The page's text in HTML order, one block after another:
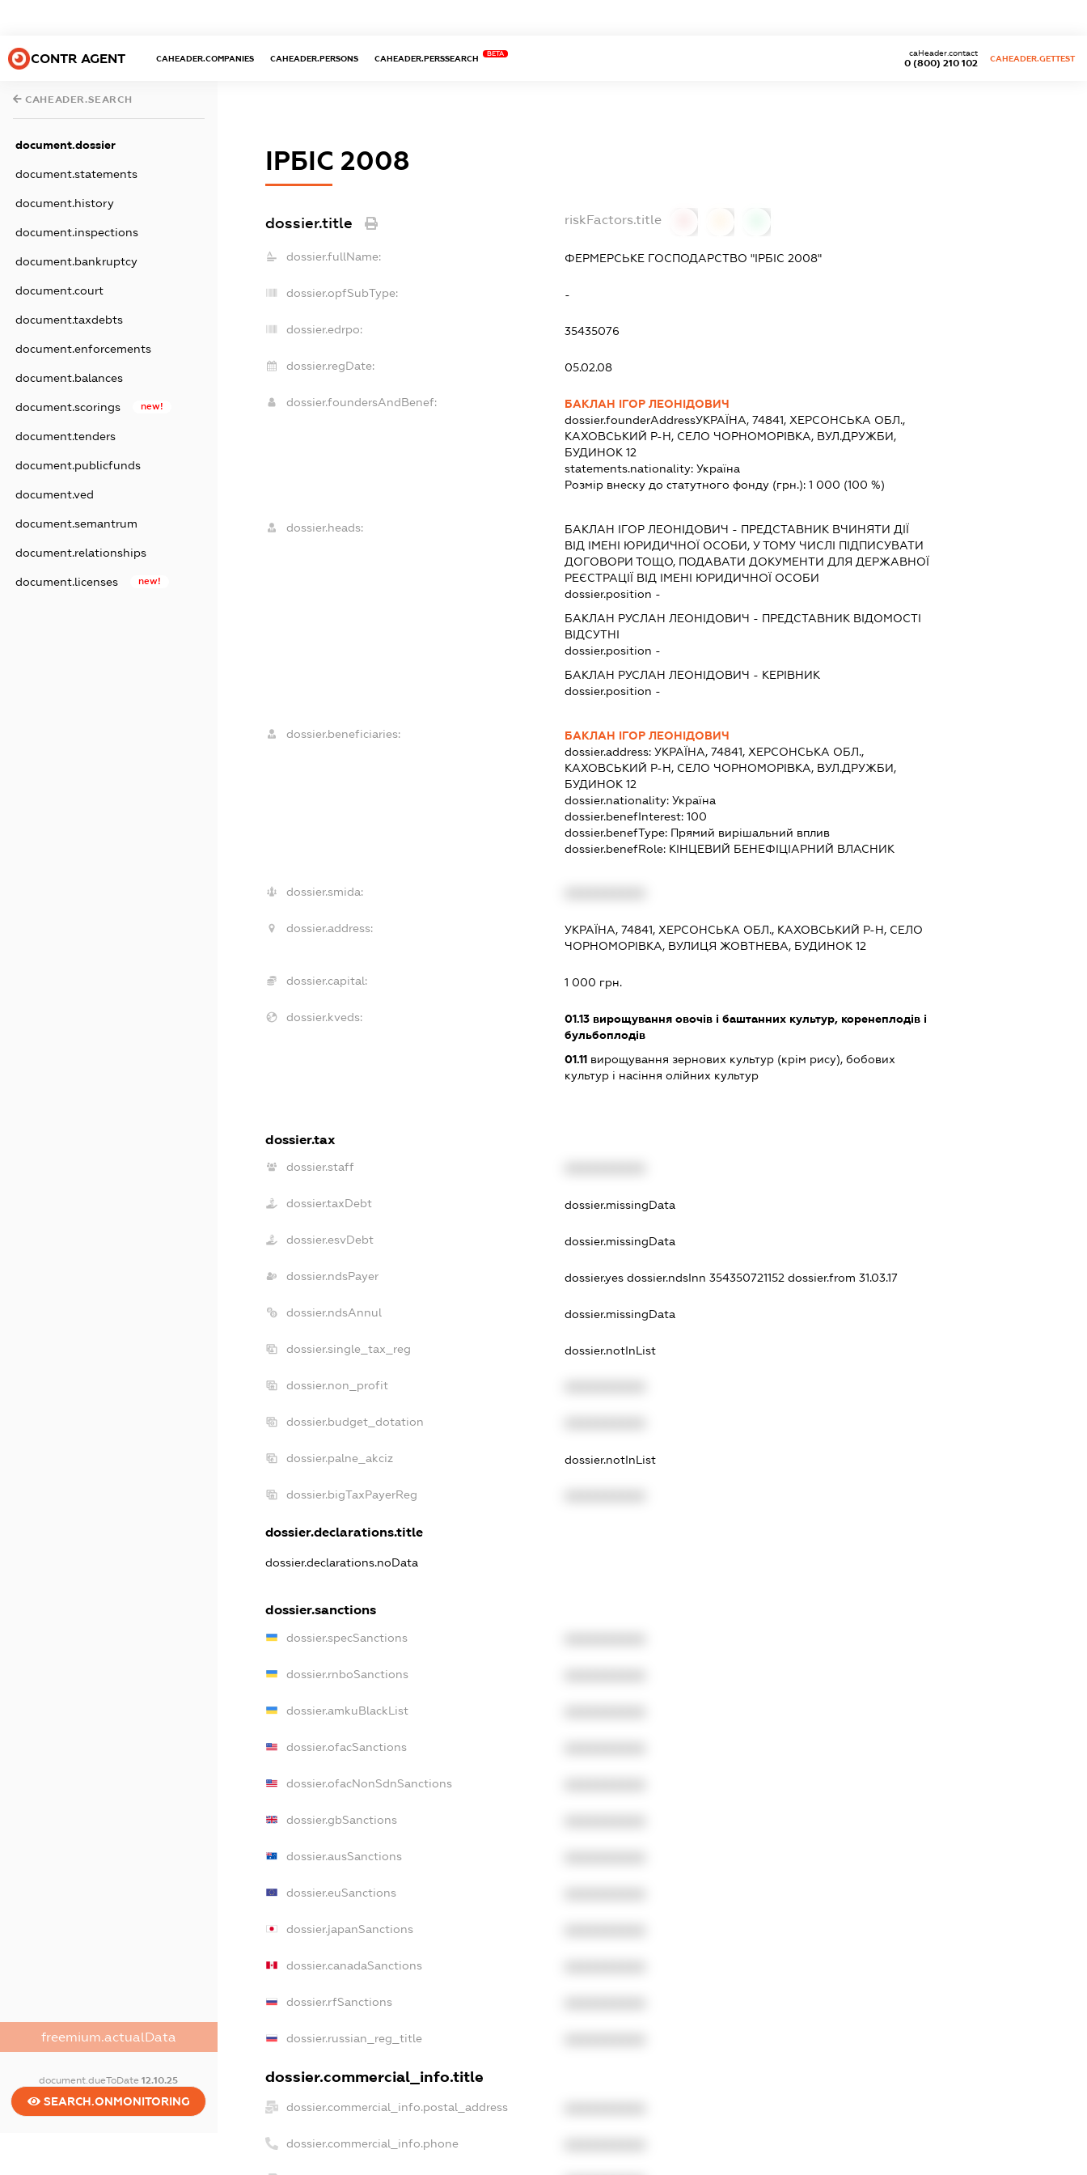
CONTR AGENT CAHEADER.COMPANIES CAHEADER.PERSONS CAHEADER.PERSSEARCH
BETA
0 (800) 210 102
caHeader.contact
CAHEADER.GETTEST
CAHEADER.SEARCH
document.dossier
document.statements
document.history
document.inspections
document.bankruptcy
document.court
document.taxdebts
document.enforcements
document.balances
document.scorings new!
document.tenders
document.publicfunds
document.ved
document.semantrum
document.relationships
document.licenses new!
freemium.actualData
document.dueToDate12.10.25
SEARCH.ONMONITORING
ІРБІС 2008
dossier.title riskFactors.title
dossier.fullName: ФЕРМЕРСЬКЕ ГОСПОДАРСТВО "ІРБІС 2008"
dossier.opfSubType: -
dossier.edrpo: 35435076
dossier.regDate: 05.02.08
dossier.foundersAndBenef:
БАКЛАН ІГОР ЛЕОНІДОВИЧ
dossier.founderAddressУКРАЇНА, 74841, ХЕРСОНСЬКА ОБЛ.,
КАХОВСЬКИЙ Р-Н, СЕЛО ЧОРНОМОРІВКА, ВУЛ.ДРУЖБИ,
БУДИНОК 12
statements.nationality:Україна
Розмір внеску до статутного фонду (грн.):1 000 (100 %)
dossier.heads: БАКЛАН ІГОР ЛЕОНІДОВИЧ - ПРЕДСТАВНИК ВЧИНЯТИ ДІЇ
ВІД ІМЕНІ ЮРИДИЧНОЇ ОСОБИ, У ТОМУ ЧИСЛІ ПІДПИСУВАТИ
ДОГОВОРИ ТОЩО, ПОДАВАТИ ДОКУМЕНТИ ДЛЯ ДЕРЖАВНОЇ
РЕЄСТРАЦІЇ ВІД ІМЕНІ ЮРИДИЧНОЇ ОСОБИ
dossier.position -
БАКЛАН РУСЛАН ЛЕОНІДОВИЧ - ПРЕДСТАВНИК ВІДОМОСТІ
ВІДСУТНІ
dossier.position -
БАКЛАН РУСЛАН ЛЕОНІДОВИЧ - КЕРІВНИК
dossier.position -
dossier.beneficiaries:
БАКЛАН ІГОР ЛЕОНІДОВИЧ
dossier.address:УКРАЇНА, 74841, ХЕРСОНСЬКА ОБЛ.,
КАХОВСЬКИЙ Р-Н, СЕЛО ЧОРНОМОРІВКА, ВУЛ.ДРУЖБИ,
БУДИНОК 12
dossier.nationality:Україна
dossier.benefInterest:100
dossier.benefType: Прямий вирішальний вплив
dossier.benefRole: КІНЦЕВИЙ БЕНЕФІЦІАРНИЙ ВЛАСНИК
dossier.smida:
dossier.address:
УКРАЇНА, 74841, ХЕРСОНСЬКА ОБЛ., КАХОВСЬКИЙ Р-Н, СЕЛО
ЧОРНОМОРІВКА, ВУЛИЦЯ ЖОВТНЕВА, БУДИНОК 12
dossier.capital: 1 000 грн.
dossier.kveds: 01.13 вирощування овочів і баштанних культур, коренеплодів і
бульбоплодів
01.11 вирощування зернових культур (крім рису), бобових
культур і насіння олійних культур
dossier.tax
dossier.staff
dossier.taxDebt dossier.missingData
dossier.esvDebt dossier.missingData
dossier.ndsPayer dossier.yesdossier.ndsInn 354350721152dossier.from 31.03.17
dossier.ndsAnnul dossier.missingData
dossier.single_tax_reg dossier.notInList
dossier.non_profit
dossier.budget_dotation
dossier.palne_akciz dossier.notInList
dossier.bigTaxPayerReg
dossier.declarations.title
dossier.declarations.noData
dossier.sanctions
dossier.specSanctions
dossier.rnboSanctions
dossier.amkuBlackList
dossier.ofacSanctions
dossier.ofacNonSdnSanctions
dossier.gbSanctions
dossier.ausSanctions
dossier.euSanctions
dossier.japanSanctions
dossier.canadaSanctions
dossier.rfSanctions
dossier.russian_reg_title
dossier.commercial_info.title
dossier.commercial_info.postal_address
dossier.commercial_info.phone